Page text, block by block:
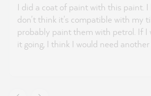
I did a coat of paint with this paint. I
don't think it's compatible with my
probably paint them with petrol. If I
it going, I think I would need